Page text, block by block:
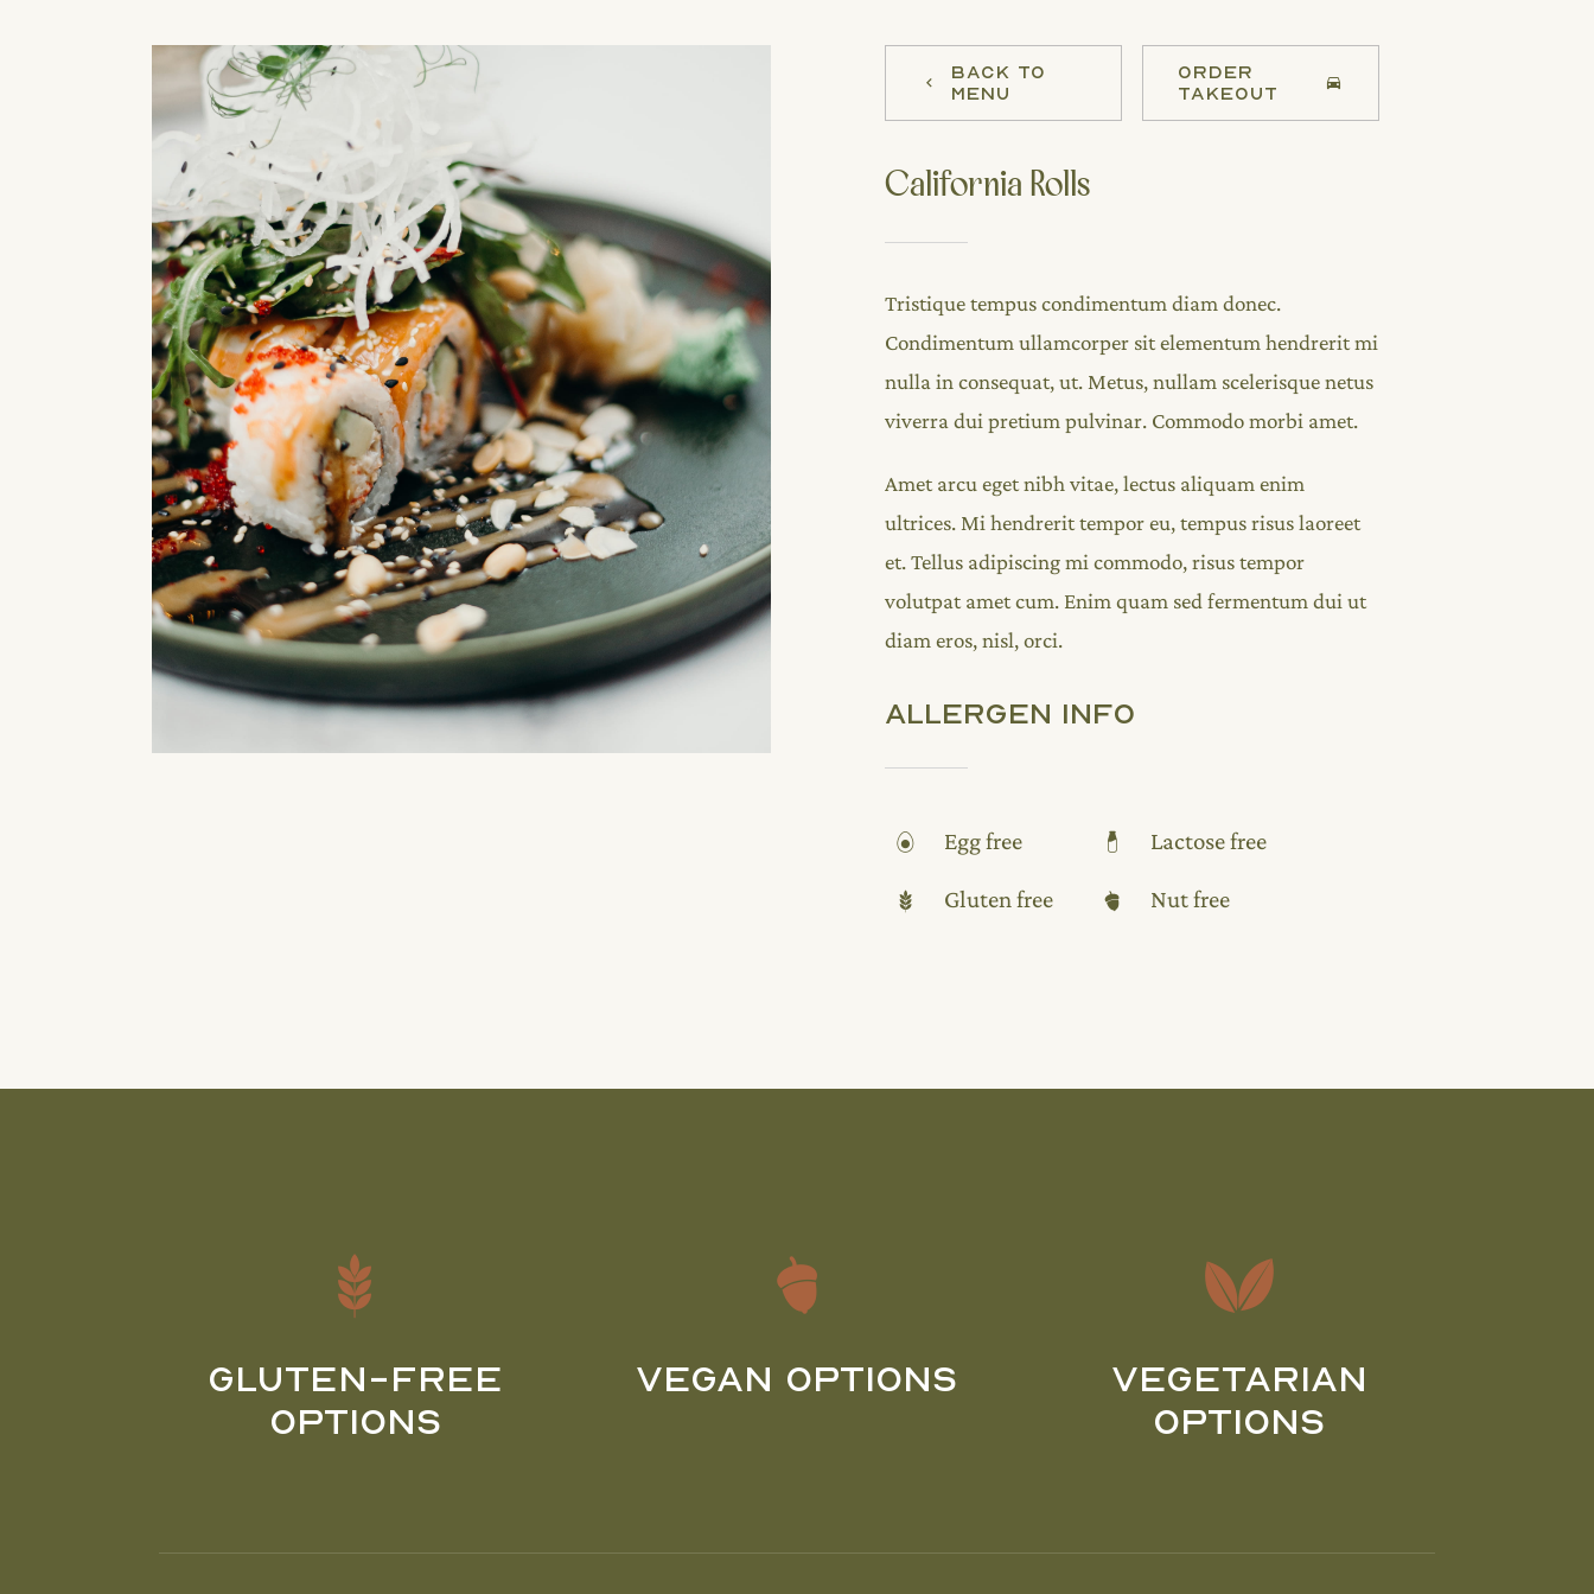
BACK TO
MENU
ORDER
TAKEOUT
California Rolls
Tristique tempus condimentum diam donec.
Condimentum ullamcorper sit elementum hendrerit mi
nulla in consequat, ut. Metus, nullam scelerisque netus
viverra dui pretium pulvinar. Commodo morbi amet.
Amet arcu eget nibh vitae, lectus aliquam enim
ultrices. Mi hendrerit tempor eu, tempus risus laoreet
et. Tellus adipiscing mi commodo, risus tempor
volutpat amet cum. Enim quam sed fermentum dui ut
diam eros, nisl, orci.
Allergen Info
Egg free
Gluten free
Lactose free
Nut free
Gluten-Free
Options
Vegan Options
Vegetarian
Options